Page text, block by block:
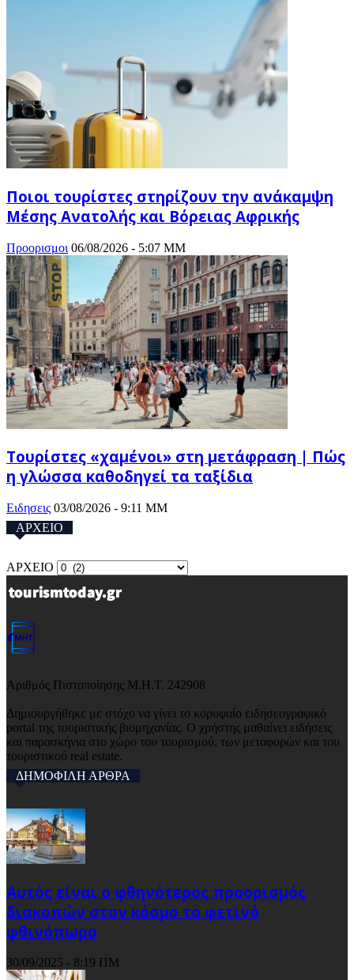
Ποιοι τουρίστες στηρίζουν την ανάκαμψη
Μέσης Ανατολής και Βόρειας Αφρικής
Προορισμοι 06/08/2026 - 5:07 ΜΜ
Τουρίστες «χαμένοι» στη μετάφραση | Πώς
η γλώσσα καθοδηγεί τα ταξίδια
Ειδησεις 03/08/2026 - 9:11 ΜΜ
ΑΡΧΕΙΟ
ΑΡΧΕΙΟ
Αριθμός Πιστοποίησης Μ.Η.Τ. 242908
Δημιουργήθηκε με στόχο να γίνει το κορυφαίο ειδησεογραφικό
portal της τουριστικής βιομηχανίας. Ο χρήστης μαθαίνει ειδήσεις
και παρασκήνια στο χώρο του τουρισμού, των μεταφορών και του
τουριστικού real estate.
ΔΗΜΟΦΙΛΗ ΑΡΘΡΑ
Αυτός είναι ο φθηνότερος προορισμός
διακοπών στον κόσμο το φετινό
φθινόπωρο
30/09/2025 - 8:19 ΠΜ